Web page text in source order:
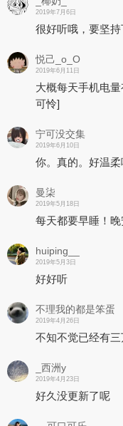
2019年7月6日
很好听哦，要坚
悦己_o_O
2019年6月11日
大概每天手机电
可怜]
宁可没交集
2019年6月10日
你。真的。好温柔
曼柒
2019年5月18日
每天都要早睡！晚
huiping__
2019年5月3日
好好听
不理我的都是笨蛋
2019年4月26日
不知不觉已经有
_西洲y
2019年4月23日
好久没更新了呢